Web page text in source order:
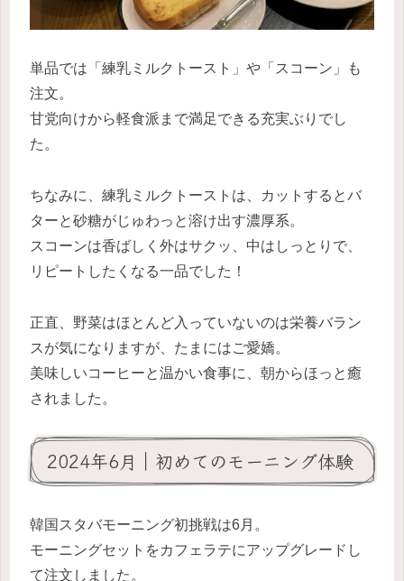
単品では「練乳ミルクトースト」や「スコーン」も
注文。
甘党向けから軽食派まで満足できる充実ぶりでし
た。
ちなみに、練乳ミルクトーストは、カットするとバ
ターと砂糖がじゅわっと溶け出す濃厚系。
スコーンは香ばしく外はサクッ、中はしっとりで、
リピートしたくなる一品でした！
正直、野菜はほとんど入っていないのは栄養バラン
スが気になりますが、たまにはご愛嬌。
美味しいコーヒーと温かい食事に、朝からほっと癒
されました。
2024年6月｜初めてのモーニング体験
韓国スタバモーニング初挑戦は6月。
モーニングセットをカフェラテにアップグレードし
て注文しました。